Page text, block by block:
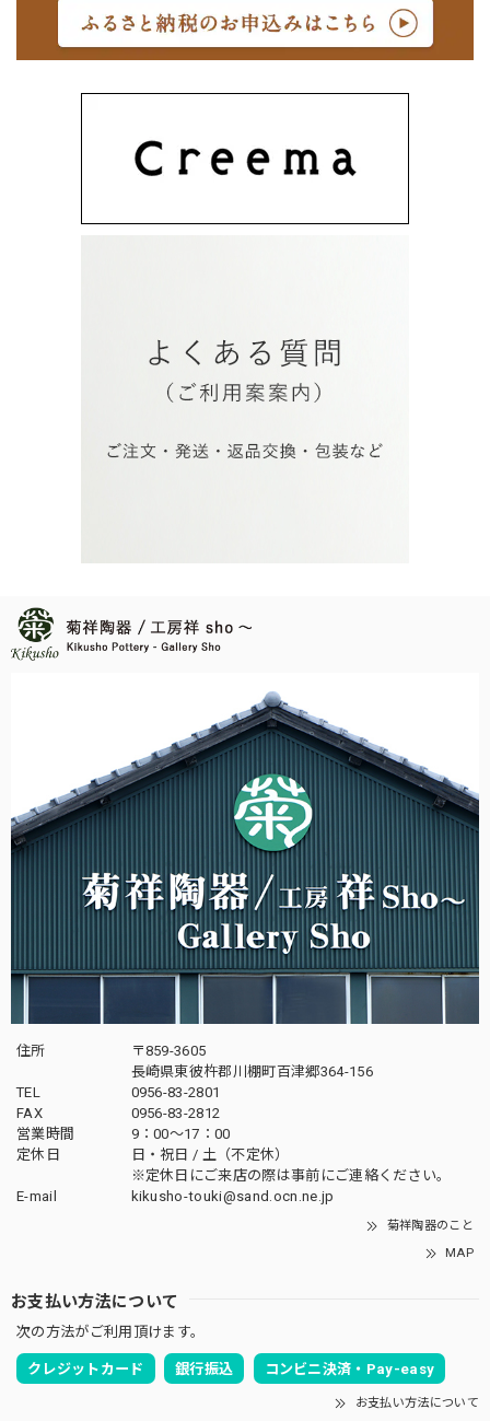
住所
〒859-3605
長崎県東彼杵郡川棚町百津郷364-156
TEL
0956-83-2801
FAX
0956-83-2812
営業時間
9：00～17：00
定休日
日・祝日 / 土（不定休）
※定休日にご来店の際は事前にご連絡ください。
E-mail
kikusho-touki@sand.ocn.ne.jp
菊祥陶器のこと
MAP
お支払い方法について
次の方法がご利用頂けます。
クレジットカード 銀行振込 コンビニ決済・Pay-easy
お支払い方法について